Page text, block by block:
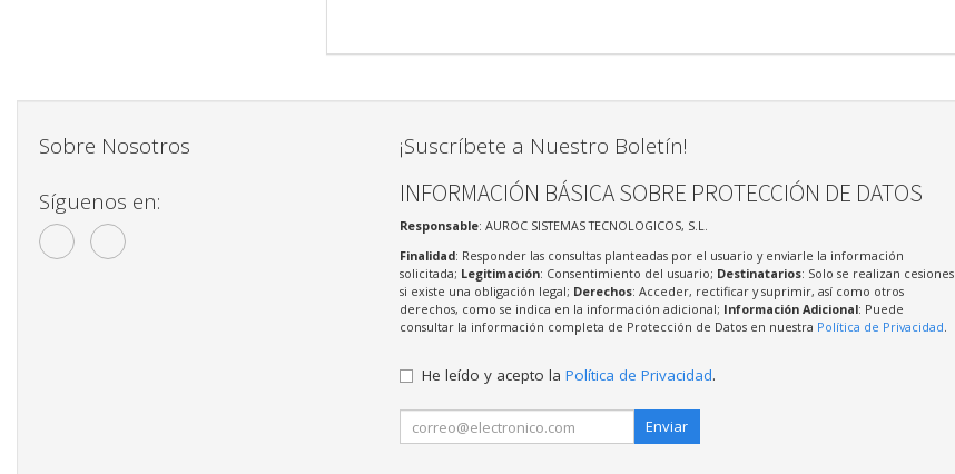
Sobre Nosotros
Síguenos en:
¡Suscríbete a Nuestro Boletín!
INFORMACIÓN BÁSICA SOBRE PROTECCIÓN DE DATOS
Responsable: AUROC SISTEMAS TECNOLOGICOS, S.L.
Finalidad: Responder las consultas planteadas por el usuario y enviarle la información
solicitada; Legitimación: Consentimiento del usuario; Destinatarios: Solo se realizan cesiones
si existe una obligación legal; Derechos: Acceder, rectificar y suprimir, así como otros
derechos, como se indica en la información adicional; Información Adicional: Puede
consultar la información completa de Protección de Datos en nuestra Política de Privacidad
He leído y acepto la Política de Privacidad.
Enviar